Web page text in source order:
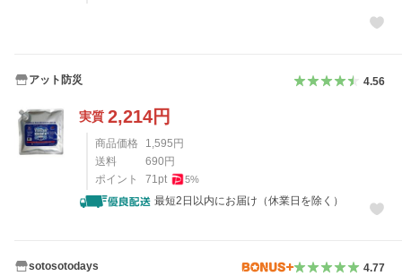
アット防災 4.56
実質 2,214円
商品価格 1,595円
送料
690円
ポイント
71 pt 5%
最短2日以内にお届け（休業日を除く）
sotosotodays 4.77